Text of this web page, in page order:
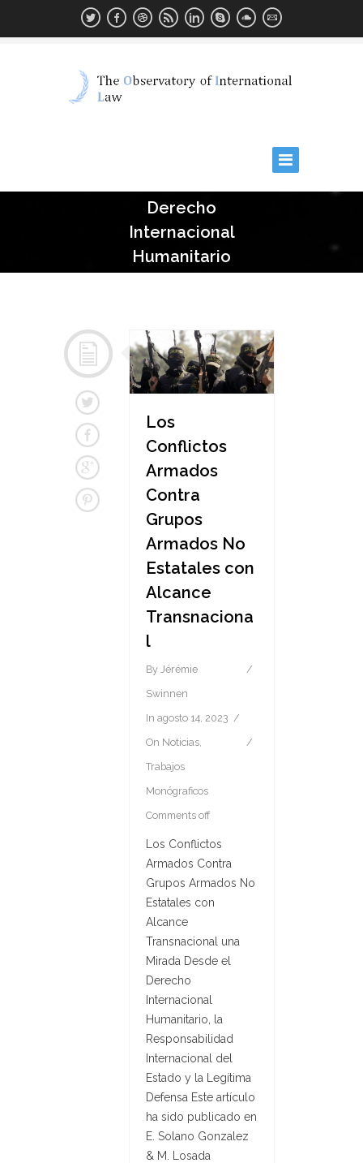
Derecho
Internacional
Humanitario
Los
Conflictos
Armados
Contra
Grupos
Armados No
Estatales con
Alcance
Transnaciona
l
By Jérémie
Swinnen
In agosto 14, 2023
On Noticias
Trabajos
Monógraficos
Comments off
Los Conflictos
Armados Contra
Grupos Armados No
Estatales con
Alcance
Transnacional una
Mirada Desde el
Derecho
Internacional
Humanitario, la
Responsabilidad
Internacional del
Estado y la Legítima
Defensa Este artículo
ha sido publicado en
E. Solano Gonzalez
& M. Losada